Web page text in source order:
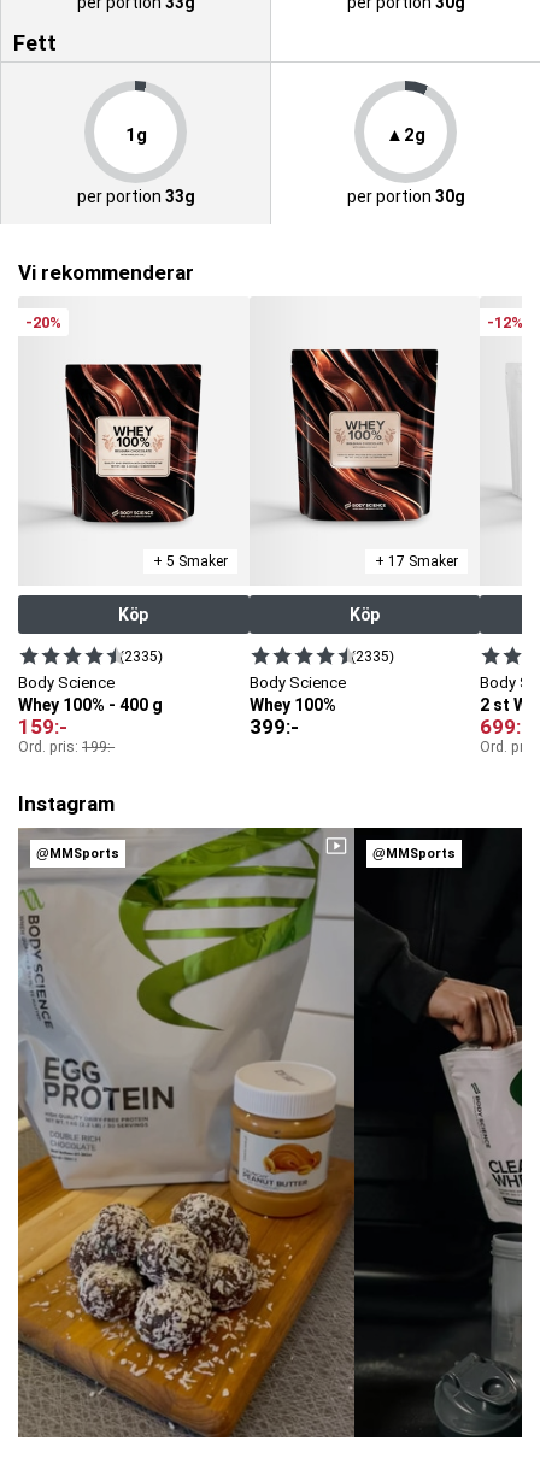
Fett
1g
per portion 33g
▲2g
per portion 30g
Vi rekommenderar
-20%
+ 5 Smaker
Köp
(2335)
Body Science
Whey 100% - 400 g
159:-
Ord. pris: 199:-
+ 17 Smaker
Köp
(2335)
Body Science
Whey 100%
399:-
-12%
Body
2 st
699:-
Ord.
Instagram
@MMSports @MMSports